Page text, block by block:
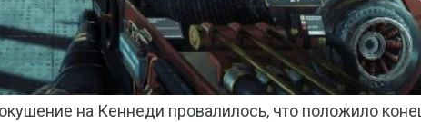
на Кеннеди провалилось, что положило